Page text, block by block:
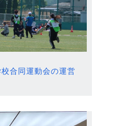
合同運動会の運営